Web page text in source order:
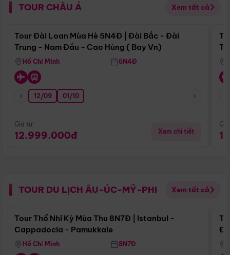
TOUR CHÂU Á Xem tất cả
Điểm nổi bật
Tour Đài Loan Mùa Hè 5N4Đ | Đài Bắc - Đài
Trung - Nam Đầu - Cao Hùng ( Bay Vn)
Hồ Chí Minh 5N4Đ
12/09 01/10
Giá từ:
12.999.000đ Xem chi tiết
TOUR DU LỊCH ÂU-ÚC-MỸ-PHI Xem tất cả
Điểm nổi bật
Tour Thổ Nhĩ Kỳ Mùa Thu 8N7Đ | Istanbul -
Cappadocia - Pamukkale
Hồ Chí Minh 8N7Đ